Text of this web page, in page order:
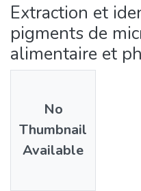
Extraction et
pigments de
alimentaire et
No
Thumbnail
Available